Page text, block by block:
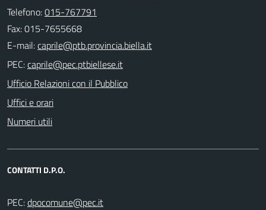
Telefono:015-767791
Fax: 015-7655668
E-mail:
PEC:
Ufficio Relazioni con il Pubblico
Uffici e orari
Numeri utili
CONTATTI D.P.O.
PEC: